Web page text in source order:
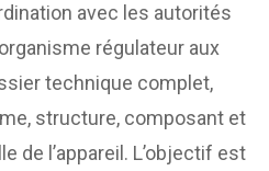
avec les autorités
régulateur aux
technique complet,
structure, composant et
de l’appareil. L’objectif est